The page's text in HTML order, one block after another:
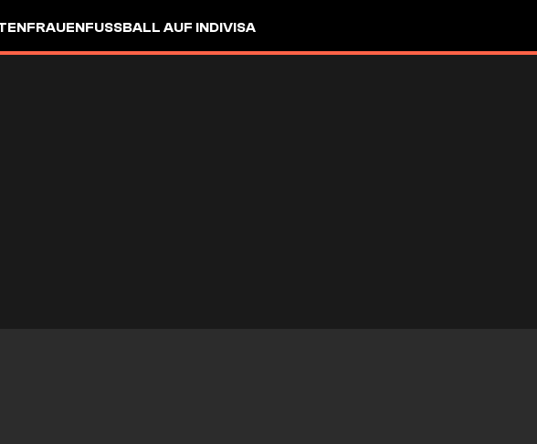
FRAUENFUSSBALL AUF INDIVISA